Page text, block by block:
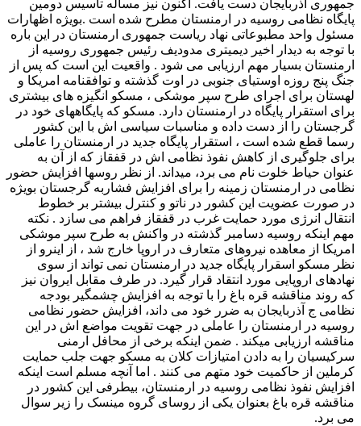
جمهوری آذربایجان دست یافت. اکنون نیز مساله تاسیس دومین
پایگاه نظامی روسیه در ارمنستان مطرح شده است .بویژه اظهارات
مسئول واحد مطبوعاتی نهاد ریاست جمهوری ارمنستان در این باره
با توجه به دیدار اخیر دیمیتری مدودیف رئیس جمهوری روسیه از
ارمنستان بسیار مهم ارزیابی می شود . واقعیت این است که پس از
جنگ پنج روزه اوستیای جنوبی در اوت گذشته و توافقنامه امریکا و
لهستان برای اجرای طرح سپر موشکی ، مسکو انگیزه های بیشتری
برای استقرار پایگاه در ارمنستان دارد. مسکو که پایگاههای خود در
گرجستان را از دست داده و مناسبات سیاسی اش با این کشور
رسما قطع شده است ، استقرار پایگاه جدید در ارمنستان را عاملی
برای جلوگیری از کاهش نفوذ نظامی اش در قفقاز که از آن به
عنوان حیاط خلوت نام می برد، میداند. از نظر روسها افزایش حضور
نظامی در ارمنستان زمینه را برای افزایش فشاربه گرجستان بویژه
در صورت عضویت این کشور در ناتو و کنترل بیشتر بر خطوط
انتقال انرژی مورد حمایت غرب در قفقاز فراهم می سازد . نکته
مهم اینکه روسیه دسامبر گذشته در واکنش به طرح سپر موشکی
امریکا از معاهده نیروهای متعارف در اروپا خارج شد ، از اینرو از
نظر مسکو اسقرار پایگاه جدید در ارمنستان نمی تواند از سوی
نهادهای اروپایی مورد انتقاد قرار گیرد. در طرف مقابل ایروان نیز
که روند مناقشه قره باغ را با توجه به افزایش چشمگیر بودجه
نظامی ج آذربایجان به ضرر خود می داند، افزایش حضور نظامی
روسیه در ارمنستان را عاملی در جهت تقویت مواضع اش در این
مناقشه ارزیابی میکند . ضمن اینکه برخی از محافل ارمنی
سرکیسیان را به دادن امتیازات کلان به مسکو جهت جلب حمایت
کرملین از حاکمیت خود متهم می کنند . اما آنچه مسلم است اینکه
افزایش نفوذ نظامی روسیه در ارمنستان، بیطرفی این کشور در
مناقشه قره باغ بعنوان یکی از روسای گروه مینسک را زیر سوال
می برد.